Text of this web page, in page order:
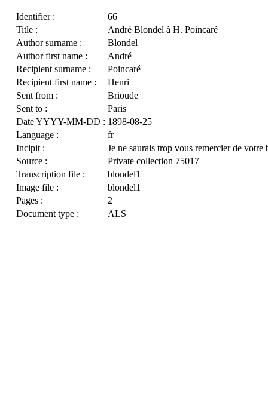
Identifier :
66
Title :
André Blondel à H. Poincaré
Author surname :
Blondel
Author first name :
André
Recipient surname :
Poincaré
Recipient first name :
Henri
Sent from :
Brioude
Sent to :
Paris
Date YYYY-MM-DD : 1898-08-25
Language :
fr
Incipit :
Je ne saurais trop vous remercier de votre
Source :
Private collection 75017
Transcription file :
blondel1
Image file :
blondel1
Pages :
2
Document type :
ALS